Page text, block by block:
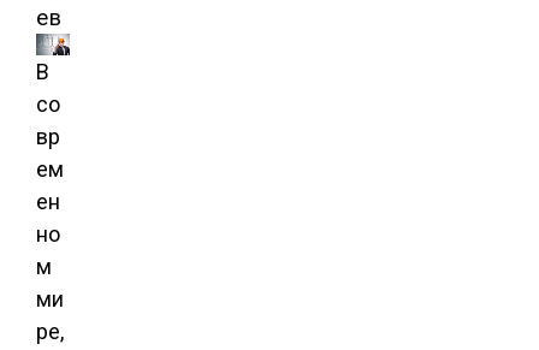
ев
В
со
вр
ем
ен
но
м
ми
ре,